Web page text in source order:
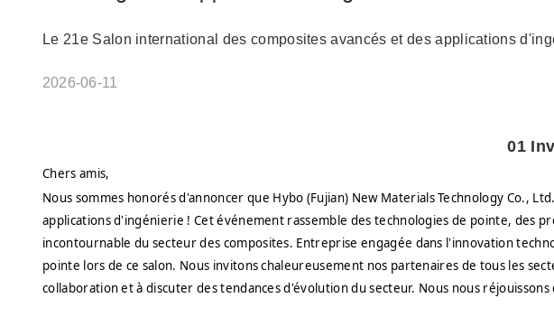
Le 21e Salon international des composites avancés et des applications
2026-06-11
01
Chers amis,
Nous sommes honorés d'annoncer que Hybo (Fujian) New Materials Technology Co.,
applications d'ingénierie ! Cet événement rassemble des technologies de pointe, des
incontournable du secteur des composites. Entreprise engagée dans l'innovation
pointe lors de ce salon. Nous invitons chaleureusement nos partenaires de tous les
collaboration et à discuter des tendances d'évolution du secteur. Nous nous